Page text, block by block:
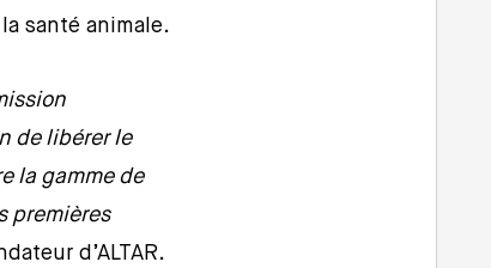
santé animale.
de libérer le
la gamme de
premières
d’ALTAR.